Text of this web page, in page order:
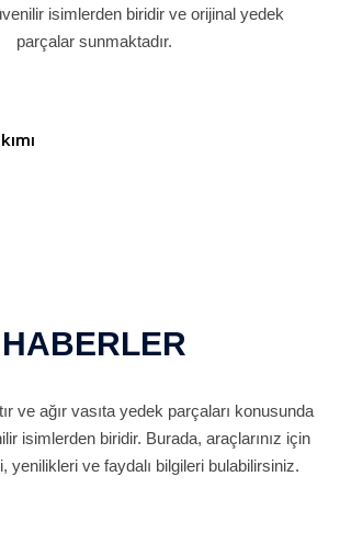
isimlerden biridir ve orijinal yedek
parçalar sunmaktadır.
HABERLER
ve ağır vasıta yedek parçaları konusunda
isimlerden biridir. Burada, araçlarınız için
yenilikleri ve faydalı bilgileri bulabilirsiniz.